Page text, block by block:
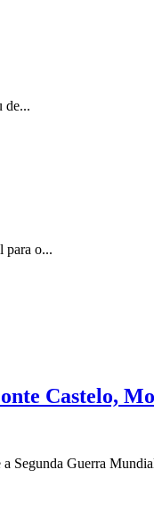
de...
para o...
Castelo,
a Segunda Guerra